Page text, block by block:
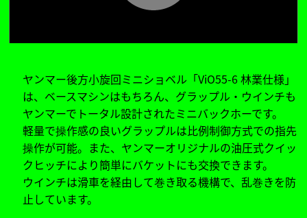
ヤンマー後方小旋回ミニショベル「ViO55-6 林業仕様」
は、ベースマシンはもちろん、グラップル・ウインチも
ヤンマーでトータル設計されたミニバックホーです。
軽量で操作感の良いグラップルは比例制御方式での指先
操作が可能。また、ヤンマーオリジナルの油圧式クイッ
クヒッチにより簡単にバケットにも交換できます。
ウインチは滑車を経由して巻き取る機構で、乱巻きを防
止しています。